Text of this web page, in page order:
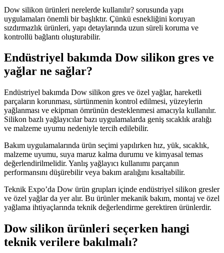
Dow silikon ürünleri nerelerde kullanılır? sorusunda yapı
uygulamaları önemli bir başlıktır. Çünkü esnekliğini koruyan
sızdırmazlık ürünleri, yapı detaylarında uzun süreli koruma ve
kontrollü bağlantı oluşturabilir.
Endüstriyel bakımda Dow silikon gres ve
yağlar ne sağlar?
Endüstriyel bakımda Dow silikon gres ve özel yağlar, hareketli
parçaların korunması, sürtünmenin kontrol edilmesi, yüzeylerin
yağlanması ve ekipman ömrünün desteklenmesi amacıyla kullanılır.
Silikon bazlı yağlayıcılar bazı uygulamalarda geniş sıcaklık aralığı
ve malzeme uyumu nedeniyle tercih edilebilir.
Bakım uygulamalarında ürün seçimi yapılırken hız, yük, sıcaklık,
malzeme uyumu, suya maruz kalma durumu ve kimyasal temas
değerlendirilmelidir. Yanlış yağlayıcı kullanımı parçanın
performansını düşürebilir veya bakım aralığını kısaltabilir.
Teknik Expo’da Dow ürün grupları içinde endüstriyel silikon gresler
ve özel yağlar da yer alır. Bu ürünler mekanik bakım, montaj ve özel
yağlama ihtiyaçlarında teknik değerlendirme gerektiren ürünlerdir.
Dow silikon ürünleri seçerken hangi
teknik verilere bakılmalı?